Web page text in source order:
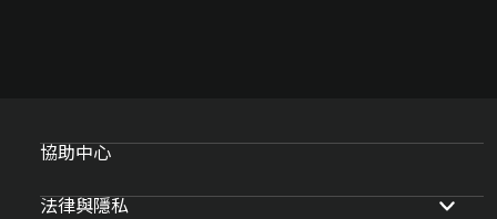
協助中心
法律與隱私